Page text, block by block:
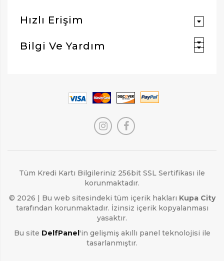
Hızlı Erişim
Bilgi Ve Yardım
Tüm Kredi Kartı Bilgileriniz 256bit SSL Sertifikası ile
korunmaktadır.
© 2026 | Bu web sitesindeki tüm içerik hakları Kupa City
tarafından korunmaktadır. İzinsiz içerik kopyalanması
yasaktır.
Bu site DelfPanel'in gelişmiş akıllı panel teknolojisi ile
tasarlanmıştır.